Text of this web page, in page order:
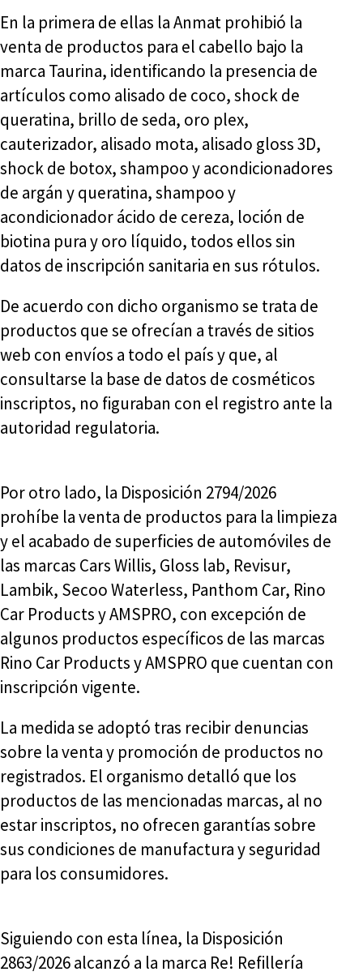
En la primera de ellas la Anmat prohibió la
venta de productos para el cabello bajo la
marca Taurina, identificando la presencia de
artículos como alisado de coco, shock de
queratina, brillo de seda, oro plex,
cauterizador, alisado mota, alisado gloss 3D,
shock de botox, shampoo y acondicionadores
de argán y queratina, shampoo y
acondicionador ácido de cereza, loción de
biotina pura y oro líquido, todos ellos sin
datos de inscripción sanitaria en sus rótulos.
De acuerdo con dicho organismo se trata de
productos que se ofrecían a través de sitios
web con envíos a todo el país y que, al
consultarse la base de datos de cosméticos
inscriptos, no figuraban con el registro ante la
autoridad regulatoria.
Por otro lado, la Disposición 2794/2026
prohíbe la venta de productos para la limpieza
y el acabado de superficies de automóviles de
las marcas Cars Willis, Gloss lab, Revisur,
Lambik, Secoo Waterless, Panthom Car, Rino
Car Products y AMSPRO, con excepción de
algunos productos específicos de las marcas
Rino Car Products y AMSPRO que cuentan con
inscripción vigente.
La medida se adoptó tras recibir denuncias
sobre la venta y promoción de productos no
registrados. El organismo detalló que los
productos de las mencionadas marcas, al no
estar inscriptos, no ofrecen garantías sobre
sus condiciones de manufactura y seguridad
para los consumidores.
Siguiendo con esta línea, la Disposición
2863/2026 alcanzó a la marca Re! Refillería